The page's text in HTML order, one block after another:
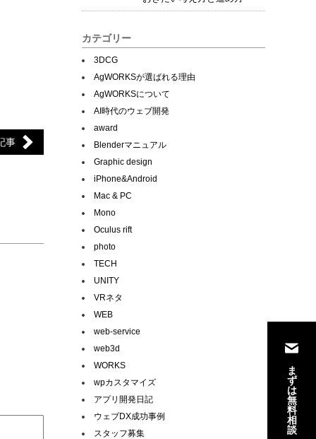
事
カテゴリー
3DCG
AgWORKSが選ばれる理由
AgWORKSについて
AI時代のウェブ開発
award
Blenderマニュアル
Graphic design
iPhone&Android
Mac & PC
Mono
Oculus rift
photo
TECH
UNITY
VRネタ
WEB
web-service
web3d
WORKS
wpカスタマイズ
アプリ開発日記
ウェブDX成功事例
スタッフ募集
ま
ず
は
無
料
相
談